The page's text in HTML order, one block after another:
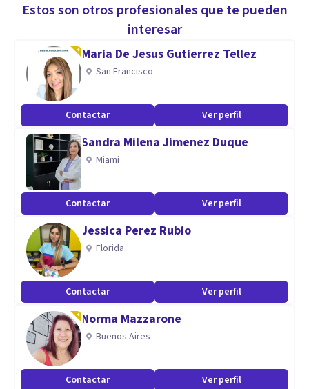
El trabajo con niños,niñas y adolescentes lo realizó más
allá de las sesiones psicológicas,me desempeño como
guiadora scout dónde actualmente trabajo con niñas de
entre 7 y 11 años.
Estos son otros profesionales que te pueden
interesar
Maria De Jesus Gutierrez Tellez
San Francisco
Contactar Ver perfil
Sandra Milena Jimenez Duque
Miami
Contactar Ver perfil
Jessica Perez Rubio
Florida
Contactar Ver perfil
Norma Mazzarone
Buenos Aires
Contactar Ver perfil